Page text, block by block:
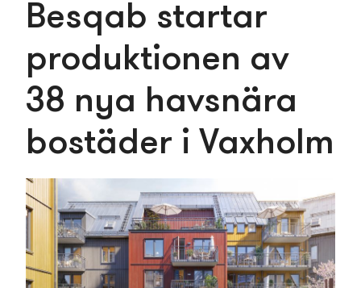
Besqab startar
produktionen av
38 nya havsnära
bostäder i Vaxholm